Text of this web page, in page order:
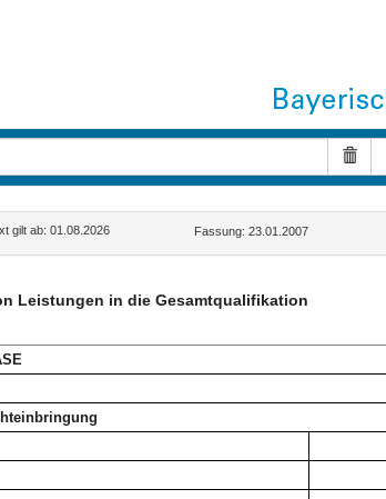
gilt ab: 01.08.2026 Fassung: 23.01.2007
Leistungen in die Gesamtqualifikation